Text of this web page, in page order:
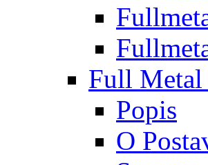
Full Metal
Popis
O